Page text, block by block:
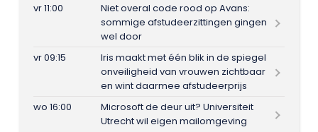
vr 11:00
Niet overal code rood op Avans:
sommige afstudeerzittingen gingen
wel door
vr 09:15
Iris maakt met één blik in de spiegel
onveiligheid van vrouwen zichtbaar
en wint daarmee afstudeerprijs
wo 16:00
Microsoft de deur uit? Universiteit
Utrecht wil eigen mailomgeving